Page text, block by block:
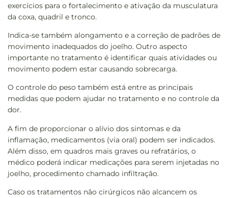
exercícios para o fortalecimento e ativação da musculatura
da coxa, quadril e tronco.
Indica-se também alongamento e a correção de padrões de
movimento inadequados do joelho. Outro aspecto
importante no tratamento é identificar quais atividades ou
movimento podem estar causando sobrecarga.
O controle do peso também está entre as principais
medidas que podem ajudar no tratamento e no controle da
dor.
A fim de proporcionar o alívio dos sintomas e da
inflamação, medicamentos (via oral) podem ser indicados.
Além disso, em quadros mais graves ou refratários, o
médico poderá indicar medicações para serem injetadas no
joelho, procedimento chamado infiltração.
Caso os tratamentos não cirúrgicos não alcancem os